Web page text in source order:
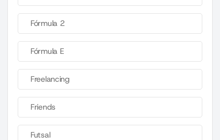
Fórmula 2
Fórmula E
Freelancing
Friends
Futsal